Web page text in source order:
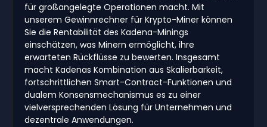
für großangelegte Operationen macht. Mit
unserem Gewinnrechner für Krypto-Miner können
Sie die Rentabilität des Kadena-Minings
einschätzen, was Minern ermöglicht, ihre
erwarteten Rückflüsse zu bewerten. Insgesamt
macht Kadenas Kombination aus Skalierbarkeit,
fortschrittlichen Smart-Contract-Funktionen und
dualem Konsensmechanismus es zu einer
vielversprechenden Lösung für Unternehmen und
dezentrale Anwendungen.